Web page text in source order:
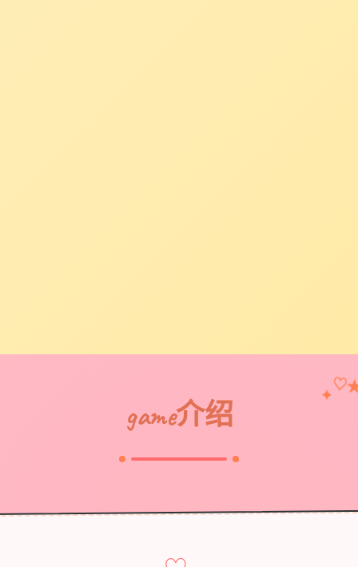
game介绍
✦♡